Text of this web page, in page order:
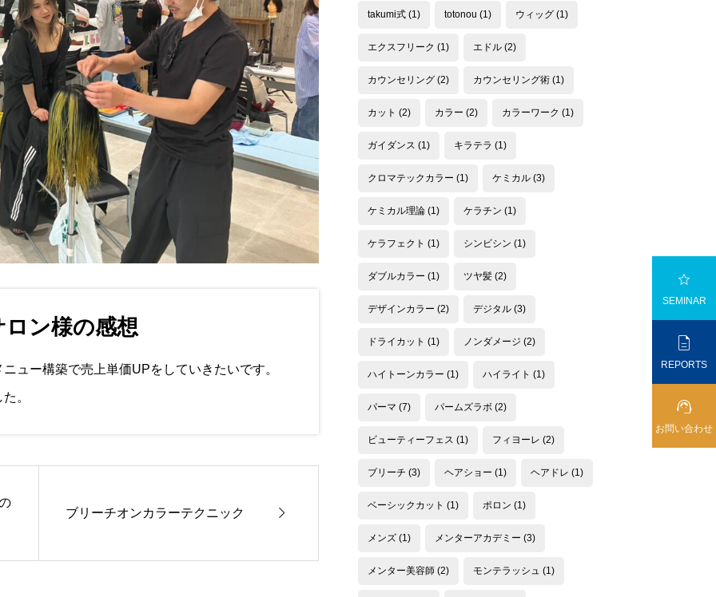
ロン様の感想
ュー構築で売上単価UPをしていきたいです。
。
ブリーチオンカラーテクニック 
takumi式 (1) totonou (1) ウィッグ (1)
エクスフリーク (1) エドル (2)
カウンセリング (2) カウンセリング術 (1)
カット (2) カラー (2) カラーワーク (1)
ガイダンス (1) キラテラ (1)
クロマテックカラー (1) ケミカル (3)
ケミカル理論 (1) ケラチン (1)
ケラフェクト (1) シンビシン (1)
ダブルカラー (1) ツヤ髪 (2)
デザインカラー (2) デジタル (3)
ドライカット (1) ノンダメージ (2)
ハイトーンカラー (1) ハイライト (1)
パーマ (7) パームズラボ (2)
ビューティーフェス (1) フィヨーレ (2)
ブリーチ (3) ヘアショー (1) ヘアドレ (1)
ベーシックカット (1) ポロン (1)
メンズ (1) メンターアカデミー (3)
メンター美容師 (2) モンテラッシュ (1)

SEMINAR

REPORTS

お問い合わせ